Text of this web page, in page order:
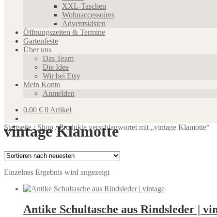
XXL-Taschen
Wohnaccessoires
Adventskisten
Öffnungszeiten & Termine
Gartenfeste
Über uns
Das Team
Die Idee
Wir bei Etsy
Mein Konto
Anmelden
0,00 € 0 Artikel
Startseite / Shop /Produkte verschlagwortet mit „vintage Klamotte“
vintage Klamotte
Einzelnes Ergebnis wird angezeigt
Antike Schultasche aus Rindsleder |